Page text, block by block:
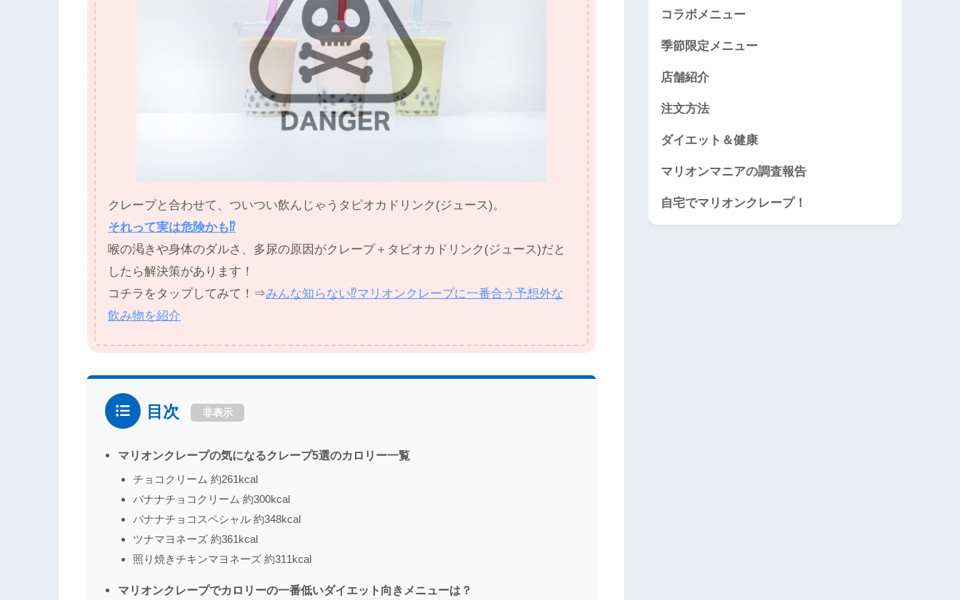
クレープと合わせて、ついつい飲んじゃうタピオカドリンク(ジュース)。
それって実は危険かも⁉
喉の渇きや身体のダルさ、多尿の原因がクレープ＋タピオカドリンク(ジュース)だと
したら解決策があります！
コチラをタップしてみて！⇒みんな知らない⁉マリオンクレープに一番合う予想外な
飲み物を紹介
目次 非表示
マリオンクレープの気になるクレープ5選のカロリー一覧
チョコクリーム 約261kcal
バナナチョコクリーム 約300kcal
バナナチョコスペシャル 約348kcal
ツナマヨネーズ 約361kcal
照り焼きチキンマヨネーズ 約311kcal
マリオンクレープでカロリーの一番低いダイエット向きメニューは？
コラボメニュー
季節限定メニュー
店舗紹介
注文方法
ダイエット＆健康
マリオンマニアの調査報告
自宅でマリオンクレープ！